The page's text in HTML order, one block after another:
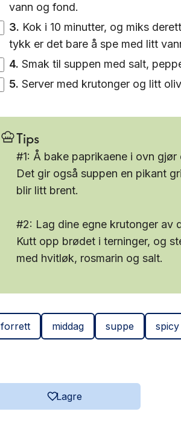
vann og fond.
3. Kok i 10 minutter, og miks
tykk er det bare å spe med litt
4. Smak til suppen med salt,
5. Server med krutonger og litt
Tips
#1: Å bake paprikaene i ovn
Det gir også suppen en pikant
blir litt brent.
#2: Lag dine egne krutonger av
Kutt opp brødet i terninger, og
med hvitløk, rosmarin og salt.
forrett middag suppe spicy
Lagre